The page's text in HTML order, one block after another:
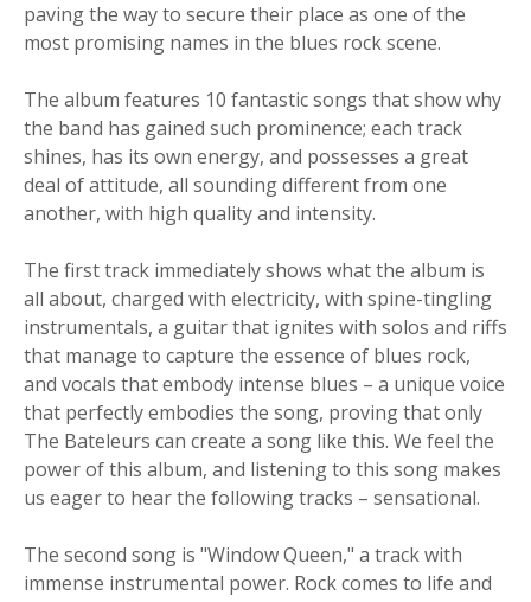
paving the way to secure their place as one of the
most promising names in the blues rock scene.
The album features 10 fantastic songs that show why
the band has gained such prominence; each track
shines, has its own energy, and possesses a great
deal of attitude, all sounding different from one
another, with high quality and intensity.
The first track immediately shows what the album is
all about, charged with electricity, with spine-tingling
instrumentals, a guitar that ignites with solos and riffs
that manage to capture the essence of blues rock,
and vocals that embody intense blues – a unique voice
that perfectly embodies the song, proving that only
The Bateleurs can create a song like this. We feel the
power of this album, and listening to this song makes
us eager to hear the following tracks – sensational.
The second song is "Window Queen," a track with
immense instrumental power. Rock comes to life and